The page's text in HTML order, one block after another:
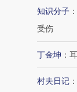
知识分子 ：
受伤
丁金坤 ：
村夫日记 ：